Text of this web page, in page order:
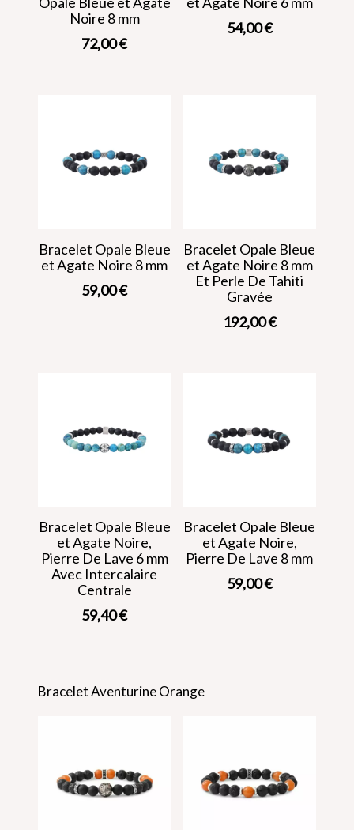
Noire 8 mm
72,00€
54,00€
Bracelet Opale Bleue
et Agate Noire 8 mm
59,00€
Bracelet Opale Bleue
et Agate Noire 8 mm
Et Perle De Tahiti
Gravée
192,00€
Bracelet Opale Bleue
et Agate Noire,
Pierre De Lave 6 mm
Avec Intercalaire
Centrale
59,40€
Bracelet Opale Bleue
et Agate Noire,
Pierre De Lave 8 mm
59,00€
Bracelet Aventurine Orange